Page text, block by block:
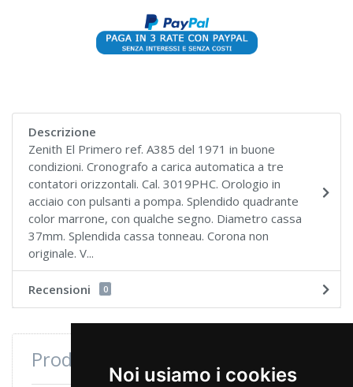
Noi usiamo i cookies
Descrizione
Zenith El Primero ref. A385 del 1971 in buone
condizioni. Cronografo a carica automatica a tre
contatori orizzontali. Cal. 3019PHC. Orologio in
acciaio con pulsanti a pompa. Splendido quadrante
color marrone, con qualche segno. Diametro cassa
37mm. Splendida cassa tonneau. Corona non
originale. V...
Recensioni 0
Prodotti consultati di recente